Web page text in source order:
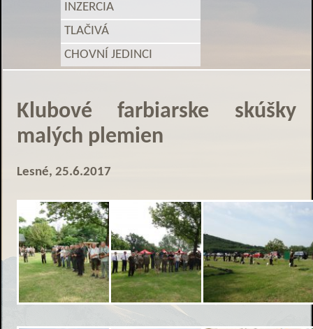
INZERCIA
TLAČIVÁ
CHOVNÍ JEDINCI
Klubové farbiarske skúšky
malých plemien
Lesné, 25.6.2017